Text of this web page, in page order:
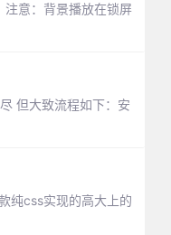
注意：背景播放在锁屏
但大致流程如下：安
纯css实现的高大上的